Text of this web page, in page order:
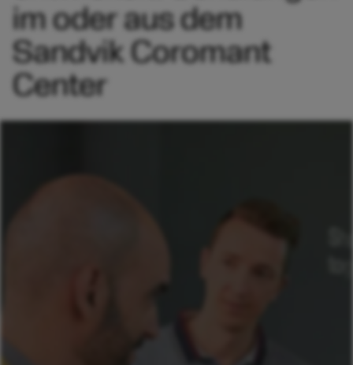
im oder aus dem
Sandvik Coromant
Center